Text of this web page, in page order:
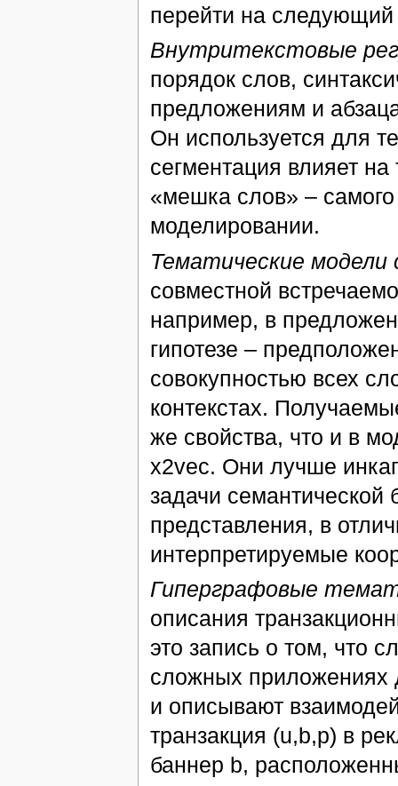
перейти на
Внутритекстовые
порядок слов,
предложениям и
Он используется для
сегментация влияет
«мешка слов» –
моделировании.
Тематические
совместной
например, в
гипотезе –
совокупностью всех
контекстах.
же свойства, что и в
x2vec. Они лучше
задачи семантической
представления, в
интерпретируемые
Гиперграфовые
описания
это запись о том, что
сложных приложениях
и описывают
транзакция (u,b,p) в
баннер b,